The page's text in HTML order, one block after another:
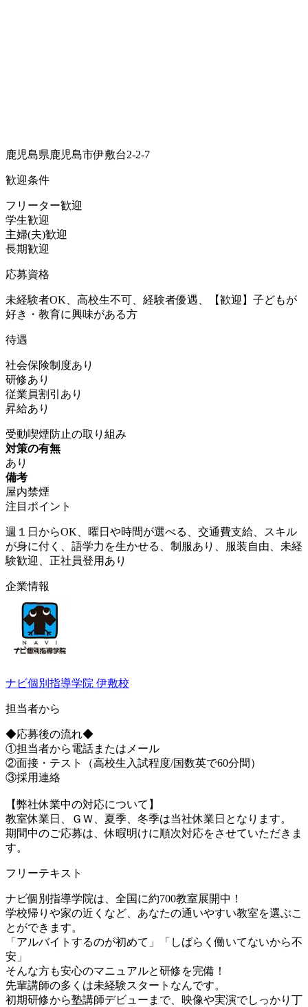
鹿児島県鹿児島市伊敷台2-2-7
歓迎条件
フリーター歓迎
学生歓迎
主婦(夫)歓迎
長期歓迎
応募資格
未経験者OK、高校生不可、経験者優遇、【歓迎】子どもが
好き・教育に興味がある方
待遇
社会保険制度あり
研修あり
従業員割引あり
昇給あり
受動喫煙防止の取り組み
対策の有無
あり
備考
屋内禁煙
注目ポイント
週１日からOK、曜日や時間が選べる、交通費支給、スキル
が身に付く、語学力を生かせる、制服あり、服装自由、未経
験歓迎、正社員登用あり
企業情報
ナビ個別指導学院 伊敷校
担当者から
◆応募後の流れ◆
①担当者から電話またはメール
②面接・テスト（高校生入試程度/国数英で60分間）
③採用連絡
【弊社休業中の対応について】
教室休業日、ＧＷ、夏季、冬季は当社休業日となります。
期間中のご応募は、休暇明けに順次対応をさせていただきま
す。
フリーテキスト
ナビ個別指導学院は、全国に約700教室展開中！
学校帰りや家の近くなど、あなたの通いやすい教室を選ぶこ
とができます。
「アルバイトするのが初めて」「しばらく働いてないから不
安」
そんな方も安心のマニュアルと研修を完備！
先輩講師の多くは未経験スタートなんです。
初期研修から塾講師デビューまで、映像や実演でしっかり丁